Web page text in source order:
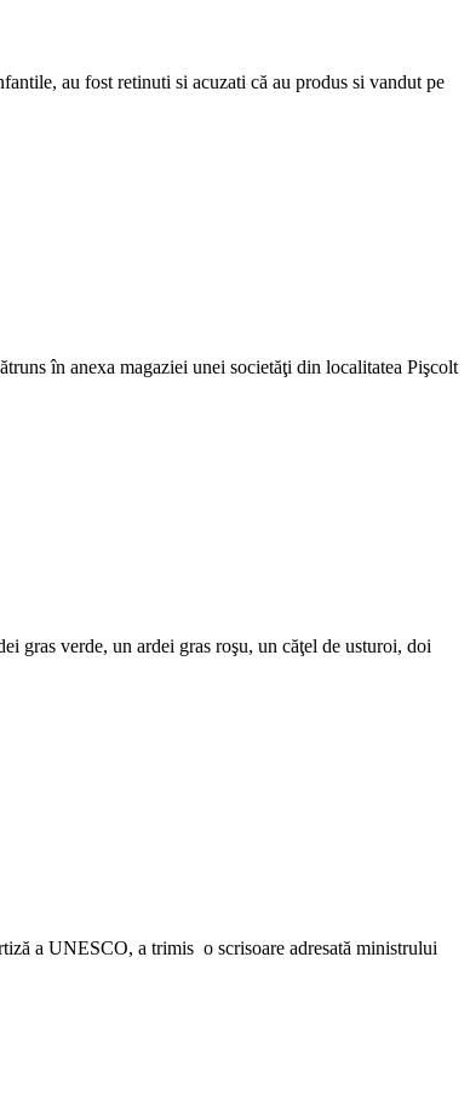
au fost retinuti si acuzati că au produs si vandut pe
în anexa magaziei unei societăţi din localitatea Pişcolt
gras verde, un ardei gras roşu, un căţel de usturoi, doi
a UNESCO, a trimis o scrisoare adresată ministrului